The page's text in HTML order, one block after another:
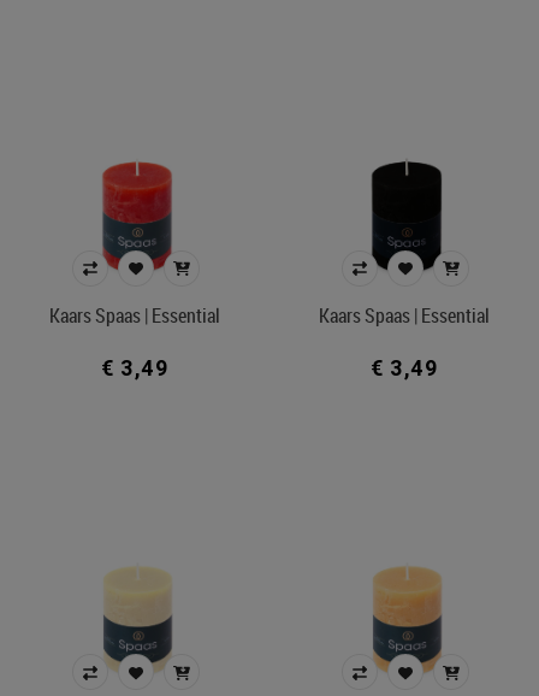
Kaars Spaas | Essential
€ 3,49
Kaars Spaas | Essential
€ 3,49